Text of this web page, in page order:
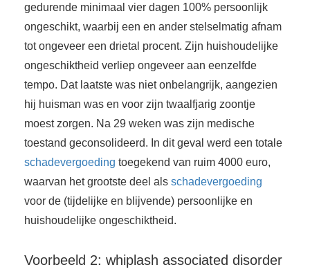
gedurende minimaal vier dagen 100% persoonlijk
ongeschikt, waarbij een en ander stelselmatig afnam
tot ongeveer een drietal procent. Zijn huishoudelijke
ongeschiktheid verliep ongeveer aan eenzelfde
tempo. Dat laatste was niet onbelangrijk, aangezien
hij huisman was en voor zijn twaalfjarig zoontje
moest zorgen. Na 29 weken was zijn medische
toestand geconsolideerd. In dit geval werd een totale
schadevergoeding toegekend van ruim 4000 euro,
waarvan het grootste deel als schadevergoeding
voor de (tijdelijke en blijvende) persoonlijke en
huishoudelijke ongeschiktheid.
Voorbeeld 2: whiplash associated disorder